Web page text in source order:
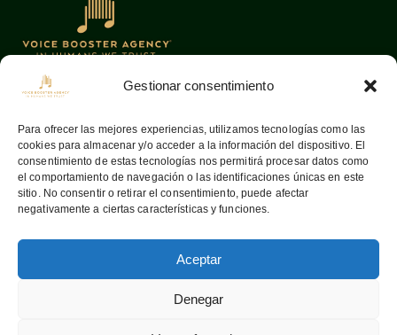
Gestionar consentimiento
Para ofrecer las mejores experiencias, utilizamos tecnologías como las
cookies para almacenar y/o acceder a la información del dispositivo. El
consentimiento de estas tecnologías nos permitirá procesar datos como
el comportamiento de navegación o las identificaciones únicas en este
sitio. No consentir o retirar el consentimiento, puede afectar
negativamente a ciertas características y funciones.
Aceptar
Denegar
08036Barcelona —
Aribau, 142
info@voiceboosteragency.com
Home
Sobre nosotros
Servicios
Contactar